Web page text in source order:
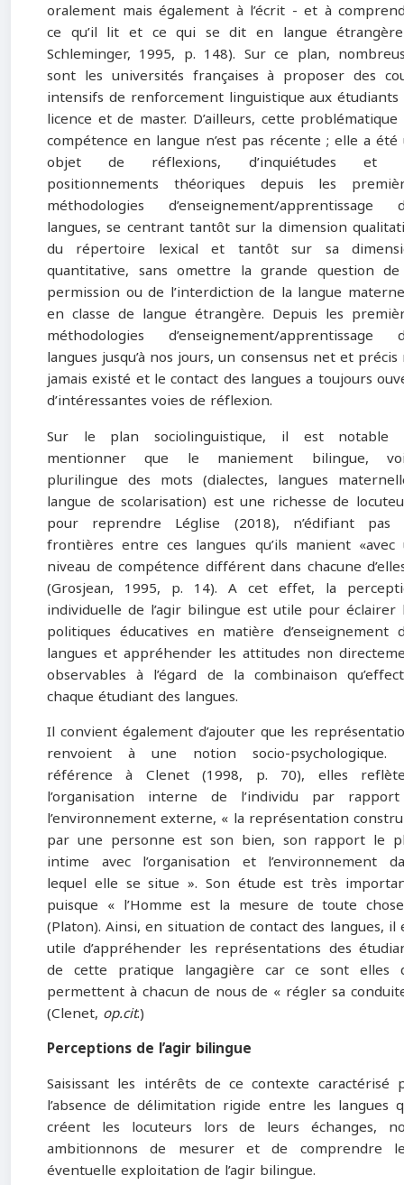
oralement mais également à l’écrit - et à
ce qu’il lit et ce qui se dit en langue
Schleminger, 1995, p. 148). Sur ce plan,
sont les universités françaises à proposer des
intensifs de renforcement linguistique aux étudiants
licence et de master. D’ailleurs, cette problématique
compétence en langue n’est pas récente ; elle a été
objet de réflexions, d’inquiétudes et
positionnements théoriques depuis les
méthodologies d’enseignement/apprentissage
langues, se centrant tantôt sur la dimension
du répertoire lexical et tantôt sur sa
quantitative, sans omettre la grande question
permission ou de l’interdiction de la langue
en classe de langue étrangère. Depuis les
méthodologies d’enseignement/apprentissage
langues jusqu’à nos jours, un consensus net et précis
jamais existé et le contact des langues a toujours
d’intéressantes voies de réflexion.
Sur le plan sociolinguistique, il est notable
mentionner que le maniement bilingue,
plurilingue des mots (dialectes, langues
langue de scolarisation) est une richesse de
pour reprendre Léglise (2018), n’édifiant pas
frontières entre ces langues qu’ils manient «avec
niveau de compétence différent dans chacune
(Grosjean, 1995, p. 14). A cet effet, la
individuelle de l’agir bilingue est utile pour éclairer
politiques éducatives en matière d’enseignement
langues et appréhender les attitudes non
observables à l’égard de la combinaison
chaque étudiant des langues.
Il convient également d’ajouter que les
renvoient à une notion socio-psychologique.
référence à Clenet (1998, p. 70), elles
l’organisation interne de l’individu par
l’environnement externe, « la représentation
par une personne est son bien, son rapport le
intime avec l’organisation et l’environnement
lequel elle se situe ». Son étude est très
puisque « l’Homme est la mesure de toute
(Platon). Ainsi, en situation de contact des langues, il
utile d’appréhender les représentations des
de cette pratique langagière car ce sont elles
permettent à chacun de nous de « régler sa
(Clenet, op.cit.)
Perceptions de l’agir bilingue
Saisissant les intérêts de ce contexte caractérisé
l’absence de délimitation rigide entre les langues
créent les locuteurs lors de leurs échanges,
ambitionnons de mesurer et de comprendre
éventuelle exploitation de l’agir bilingue.